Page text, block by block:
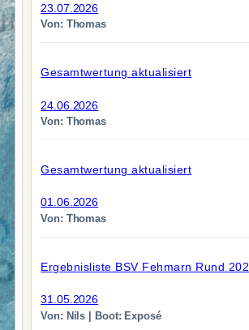
23.07.2026
Von: Thomas
Gesamtwertung aktualisiert
24.06.2026
Von: Thomas
Gesamtwertung aktualisiert
01.06.2026
Von: Thomas
Ergebnisliste BSV Fehmarn Rund
31.05.2026
Von: Nils | Boot: Exposé